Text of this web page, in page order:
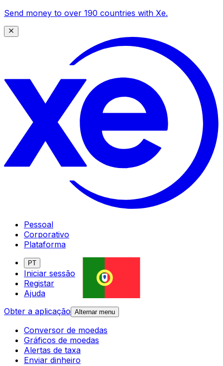
Send money to over 190 countries with Xe.
Pessoal
Corporativo
Plataforma
PT
Iniciar sessão
Registar
Ajuda
Obter a aplicação Alternar menu
Conversor de moedas
Gráficos de moedas
Alertas de taxa
Enviar dinheiro